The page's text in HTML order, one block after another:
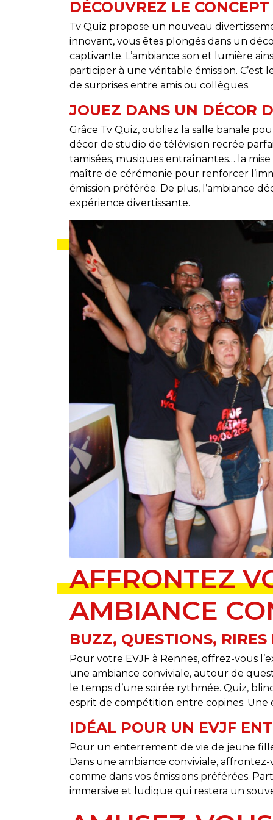
DÉCOUVREZ LE
Tv Quiz propose un nouveau
innovant, vous êtes plongés dans un
captivante. L’ambiance son et lumière
participer à une véritable émission.
de surprises entre amis ou collègues.
JOUEZ DANS UN DÉCOR
Grâce Tv Quiz, oubliez la salle banale
décor de studio de télévision recrée
tamisées, musiques entraînantes… la
maître de cérémonie pour renforcer
émission préférée. De plus, l’ambiance
expérience divertissante.
AFFRONTEZ
AMBIANCE
BUZZ, QUESTIONS, RIRES
Pour votre EVJF à Rennes, offrez-vous
une ambiance conviviale, autour de
le temps d’une soirée rythmée. Quiz,
esprit de compétition entre copines. Une
IDÉAL POUR UN EVJF
Pour un enterrement de vie de jeune fille
Dans une ambiance conviviale,
comme dans vos émissions préférées.
immersive et ludique qui restera un